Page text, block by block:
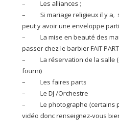
– Les alliances ;
– Si mariage religieux il y a,
peut y avoir une enveloppe
– La mise en beauté des
passer chez le barbier FAIT
– La réservation de la salle (et
fourni)
– Les faires parts
– Le DJ /Orchestre
– Le photographe (certains
vidéo donc renseignez-vous